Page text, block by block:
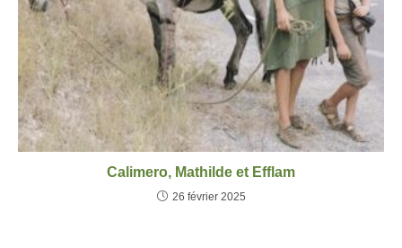
Calimero, Mathilde et Efflam
26 février 2025